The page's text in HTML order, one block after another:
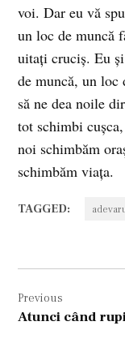
voi. Dar eu vă
un loc de muncă
uitaţi cruciş. Eu
de muncă, un
să ne dea noile
tot schimbi
noi schimbăm
schimbăm viaţa.
TAGGED:
în
articole
Previous
Atunci când